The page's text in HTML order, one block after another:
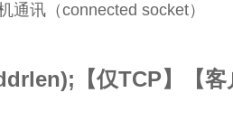
讯（connected socket）
【仅TCP】【客